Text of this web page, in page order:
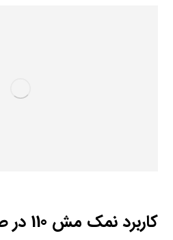
کاربرد نمک مش 110 در صنعت